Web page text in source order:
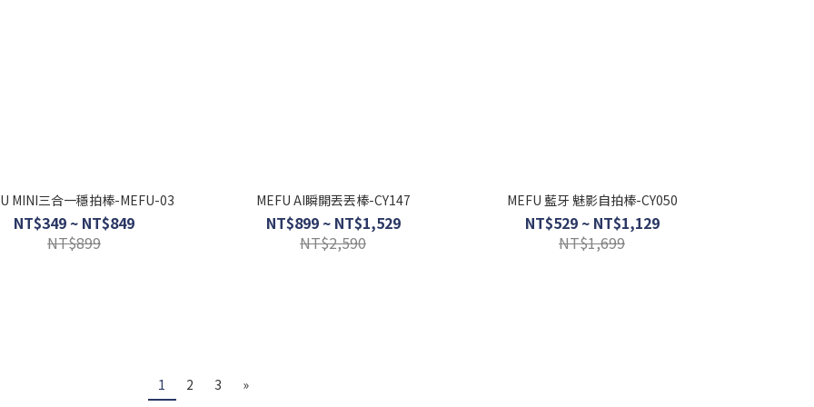
MINI三合一穩拍棒-MEFU-03
NT$349 ~ NT$849
NT$899
MEFU AI瞬開丟丟棒-CY147
NT$899 ~ NT$1,529
NT$2,590
MEFU 藍牙 魅影自拍棒-CY050
NT$529 ~ NT$1,129
NT$1,699
1 2 3 »